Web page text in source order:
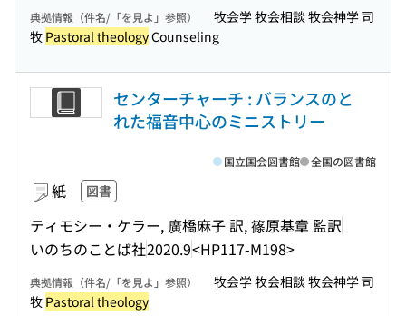
典拠情報（件名/「を見よ」参照）
牧会学 牧会相談 牧会神学 司
牧 Pastoral theologyCounseling
センターチャーチ : バランスのと
れた福音中心のミニストリー
紙 図書
ティモシー・ケラー, 廣橋麻子 訳, 篠原基章 監訳
いのちのことば社2020.9<HP117-M198>
国立国会図書館 全国の図書館
典拠情報（件名/「を見よ」参照）
牧会学 牧会相談 牧会神学 司
牧 Pastoral theology